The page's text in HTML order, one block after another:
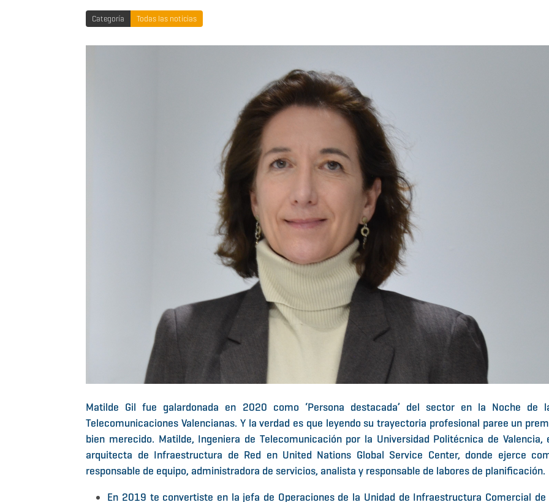
Categoría Todas las noticias
Matilde Gil fue galardonada en 2020 como ‘Persona destacada’ del sector en la Noche de
Telecomunicaciones Valencianas. Y la verdad es que leyendo su trayectoria profesional paree un
bien merecido. Matilde, Ingeniera de Telecomunicación por la Universidad Politécnica de Valencia,
arquitecta de Infraestructura de Red en United Nations Global Service Center, donde ejerce
responsable de equipo, administradora de servicios, analista y responsable de labores de planificación.
En 2019 te convertiste en la jefa de Operaciones de la Unidad de Infraestructura Comercial de